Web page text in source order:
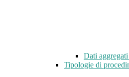
Dati
Tipologie di